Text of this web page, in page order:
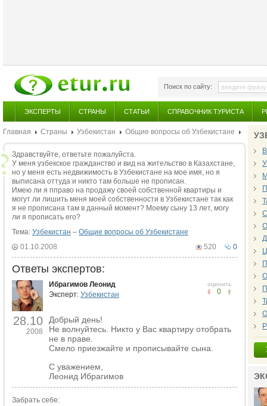
Поиск по сайту:
ЭКСПЕРТЫ СТРАНЫ СТАТЬИ СПРАВОЧНИК ТУРИСТА
Главная Страны Узбекистан Общие вопросы об Узбекистане
Здравствуйте, ответьте пожалуйста.
У меня узбекское гражданство и вид на жительство в Казахстане,
но у меня есть недвижимость в Узбекистане на мое имя, но я
выписана оттуда и никто там больше не прописан.
Имею ли я пправо на продажу своей собственной квартиры и
могут ли лишить меня моей собственности в Узбекистане так как
я не прописана там в данный момент? Моему сыну 13 лет, могу
ли я прописать его?
Тема: Узбекистан – Общие вопросы об Узбекистане
0
520
01.10.2008
Ответы экспертов:
28.10
2008
оценить
0
Ибрагимов Леонид
Эксперт: Узбекистан
Добрый день!
Не волнуйтесь. Никто у Вас квартиру отобрать
не в праве.
Смело приезжайте и прописывайте сына.
С уважением,
Леонид Ибрагимов
Забрать себе: